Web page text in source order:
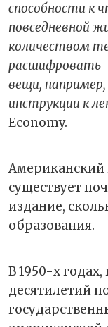
способности к
повседневной
количеством
расшифровать
вещи, например,
инструкции к
Economy.
Американский
существует
издание,
образования.
В 1950-х годах,
десятилетий